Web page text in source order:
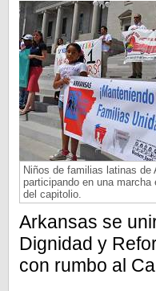
Niños de familias latinas de
participando en una marcha
del capitolio.
Arkansas se
Dignidad y
con rumbo al